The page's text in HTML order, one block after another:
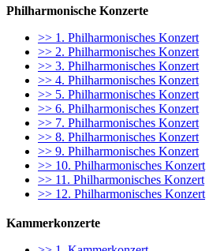
Philharmonische Konzerte
>> 1. Philharmonisches Konzert
>> 2. Philharmonisches Konzert
>> 3. Philharmonisches Konzert
>> 4. Philharmonisches Konzert
>> 5. Philharmonisches Konzert
>> 6. Philharmonisches Konzert
>> 7. Philharmonisches Konzert
>> 8. Philharmonisches Konzert
>> 9. Philharmonisches Konzert
>> 10. Philharmonisches Konzert
>> 11. Philharmonisches Konzert
>> 12. Philharmonisches Konzert
Kammerkonzerte